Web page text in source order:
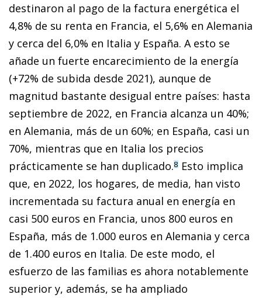
destinaron al pago de la factura energética el
4,8% de su renta en Francia, el 5,6% en Alemania
y cerca del 6,0% en Italia y España. A esto se
añade un fuerte encarecimiento de la energía
(+72% de subida desde 2021), aunque de
magnitud bastante desigual entre países: hasta
septiembre de 2022, en Francia alcanza un 40%;
en Alemania, más de un 60%; en España, casi un
70%, mientras que en Italia los precios
prácticamente se han duplicado.8 Esto implica
que, en 2022, los hogares, de media, han visto
incrementada su factura anual en energía en
casi 500 euros en Francia, unos 800 euros en
España, más de 1.000 euros en Alemania y cerca
de 1.400 euros en Italia. De este modo, el
esfuerzo de las familias es ahora notablemente
superior y, además, se ha ampliado